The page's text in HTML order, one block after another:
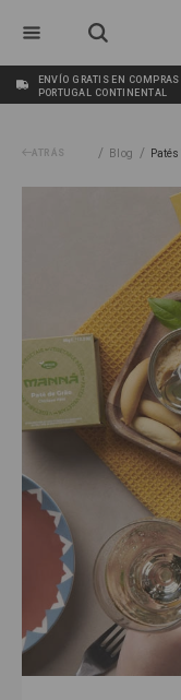
ENVÍO GRATIS EN
PORTUGAL CONTINENTAL
ATRÁS / Blog /